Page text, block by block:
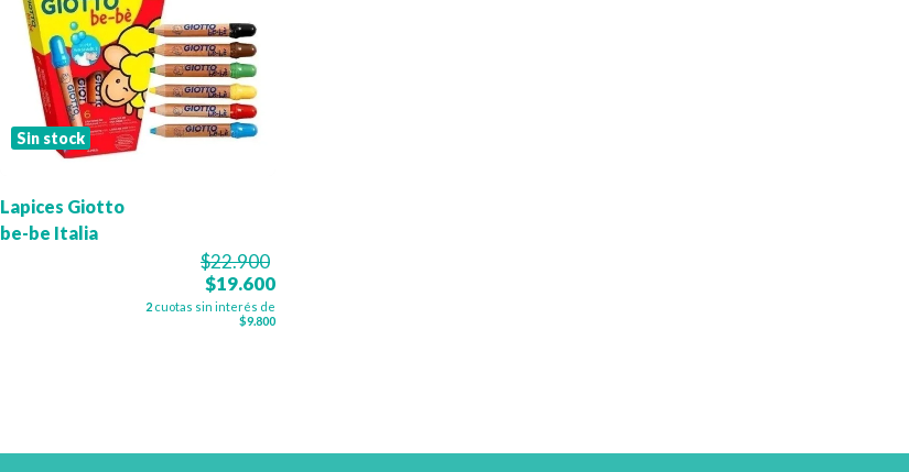
Sin stock
Lapices Giotto
be-be Italia
$22.900
$19.600
2 cuotas sin interés de
$9.800